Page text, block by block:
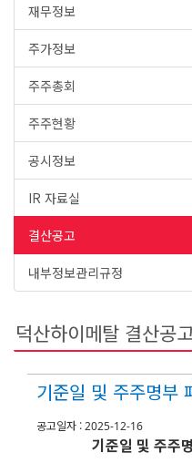
재무정보
주가정보
주주총회
주주현황
공시정보
IR 자료실
결산공고
내부정보관리규정
덕산하이메탈 결산공
기준일 및 주주명부
공고일자 :2025-12-16
기준일 및 주주